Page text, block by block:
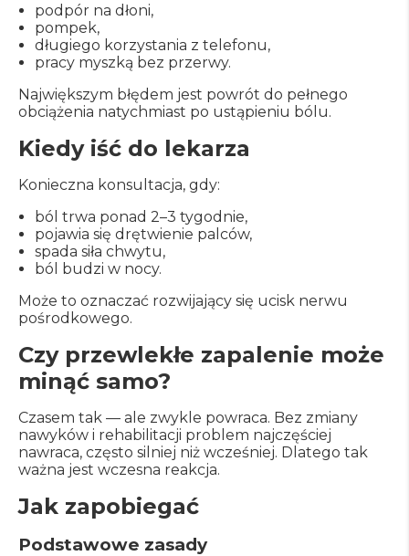
podpór na dłoni,
pompek,
długiego korzystania z telefonu,
pracy myszką bez przerwy.
Największym błędem jest powrót do pełnego
obciążenia natychmiast po ustąpieniu bólu.
Kiedy iść do lekarza
Konieczna konsultacja, gdy:
ból trwa ponad 2–3 tygodnie,
pojawia się drętwienie palców,
spada siła chwytu,
ból budzi w nocy.
Może to oznaczać rozwijający się ucisk nerwu
pośrodkowego.
Czy przewlekłe zapalenie może
minąć samo?
Czasem tak — ale zwykle powraca. Bez zmiany
nawyków i rehabilitacji problem najczęściej
nawraca, często silniej niż wcześniej. Dlatego tak
ważna jest wczesna reakcja.
Jak zapobiegać
Podstawowe zasady